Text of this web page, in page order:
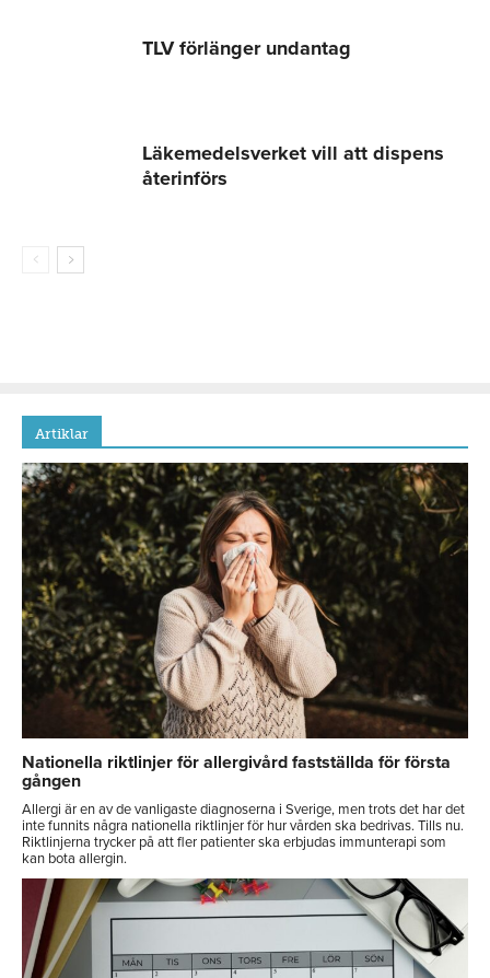
TLV förlänger undantag
Läkemedelsverket vill att dispens
återinförs
Artiklar
Nationella riktlinjer för allergivård fastställda för första
gången
Allergi är en av de vanligaste diagnoserna i Sverige, men trots det har det
inte funnits några nationella riktlinjer för hur vården ska bedrivas. Tills nu.
Riktlinjerna trycker på att fler patienter ska erbjudas immunterapi som
kan bota allergin.